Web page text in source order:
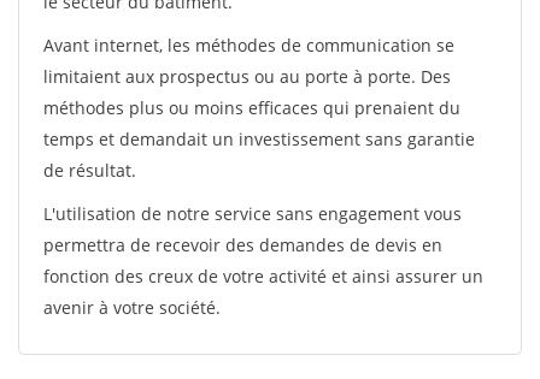
Avant internet, les méthodes de communication se
limitaient aux prospectus ou au porte à porte. Des
méthodes plus ou moins efficaces qui prenaient du
temps et demandait un investissement sans garantie
de résultat.
L'utilisation de notre service sans engagement vous
permettra de recevoir des demandes de devis en
fonction des creux de votre activité et ainsi assurer un
avenir à votre société.